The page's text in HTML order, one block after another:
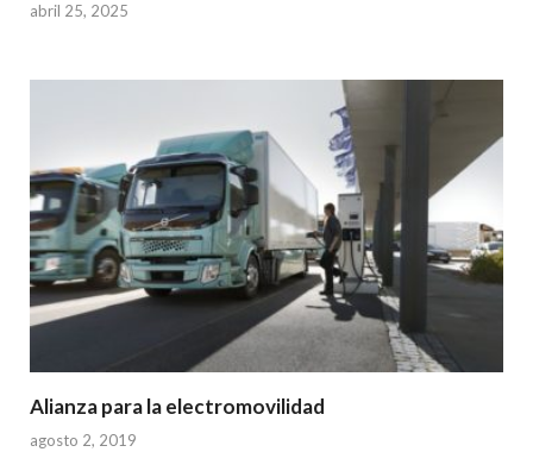
abril 25, 2025
Alianza para la electromovilidad
agosto 2, 2019